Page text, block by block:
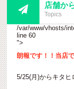
 店舗か
Topics
/var/www/vhosts/
line 60
">
朗報です！！当店
5/25(月)からキタヒ